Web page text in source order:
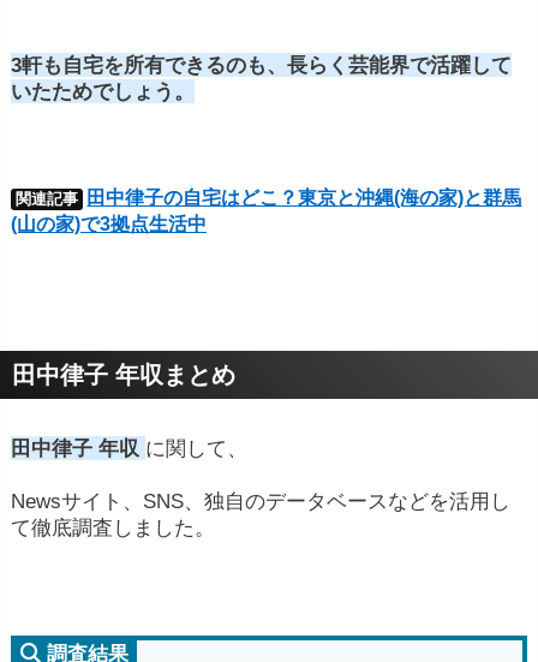
3軒も自宅を所有できるのも、長らく芸能界で活躍して
いたためでしょう。
関連記事
田中律子の自宅はどこ？東京と沖縄(海の家)と群馬
(山の家)で3拠点生活中
田中律子 年収まとめ
田中律子 年収 に関して、
Newsサイト、SNS、独自のデータベースなどを活用し
て徹底調査しました。
調査結果